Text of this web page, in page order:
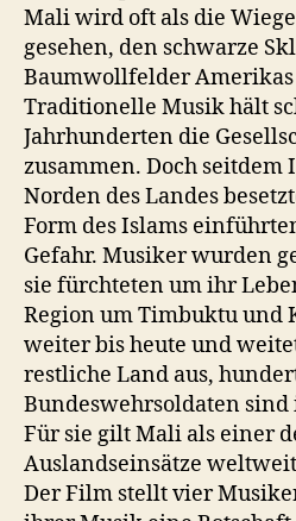
Mali wird oft als die Wiege
gesehen, den schwarze
Baumwollfelder
Traditionelle Musik hält
Jahrhunderten die
zusammen. Doch seitdem
Norden des Landes
Form des Islams
Gefahr. Musiker wurden
sie fürchteten um ihr
Region um Timbuktu und
weiter bis heute und
restliche Land aus,
Bundeswehrsoldaten
Für sie gilt Mali als einer
Auslandseinsätze
Der Film stellt vier